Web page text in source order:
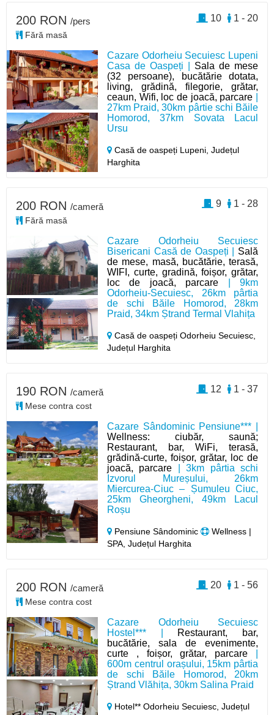
Cazare Odorheiu Secuiesc Lupeni
Casa de Oaspeți | Sala de mese
(32 persoane), bucătărie dotata,
living, grădină, filegorie, grătar,
ceaun, Wifi, loc de joacă, parcare
27km Praid, 30km pârtie schi Băile
Homorod, 37km Sovata Lacul
Ursu
Casă de oaspeți Lupeni,Județul
Harghita
200 RON /pers
Fără masă
1 - 20
10
Cazare Odorheiu Secuiesc
Bisericani Casă de Oaspeți | Sală
de mese, masă, bucătărie, terasă,
WIFI, curte, gradină, foișor, grătar,
loc de joacă, parcare | 9km
Odorheiu-Secuiesc, 26km pârtia
de schi Băile Homorod, 28km
Praid, 34km Ștrand Termal Vlahița
Casă de oaspeți Odorheiu Secuiesc,
Județul Harghita
200 RON /cameră
Fără masă
1 - 28
9
Cazare Sândominic Pensiune*** |
Wellness: ciubăr, saună;
Restaurant, bar, WiFi, terasă,
grădină-curte, foișor, grătar, loc de
joacă, parcare | 3km pârtia schi
Izvorul Mureșului, 26km
Miercurea-Ciuc – Șumuleu Ciuc,
25km Gheorgheni, 49km Lacul
Roșu
Pensiune Sândominic
Wellness |
SPA, Județul Harghita
190 RON /cameră
Mese contra cost
1 - 37
12
Cazare Odorheiu Secuiesc
Hostel*** | Restaurant, bar,
bucătărie, sala de evenimente,
curte , foișor, grătar, parcare
600m centrul orașului, 15km pârtia
de schi Băile Homorod, 20km
Ștrand Vlăhița, 30km Salina Praid
Hotel** Odorheiu Secuiesc,Județul
200 RON /cameră
Mese contra cost
1 - 56
20